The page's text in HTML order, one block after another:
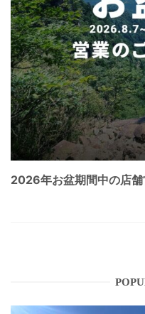
2026年お盆期間中の店